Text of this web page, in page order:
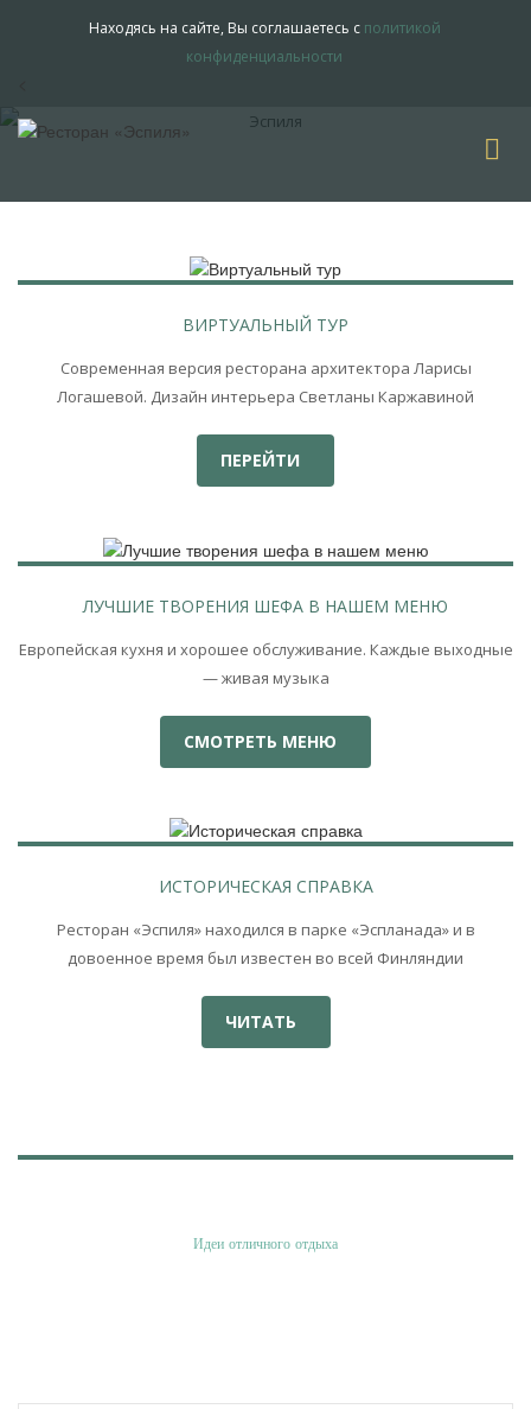
Находясь на сайте, Вы соглашаетесь с политикой
конфиденциальности
ВИРТУАЛЬНЫЙ ТУР
Современная версия ресторана архитектора Ларисы
Логашевой. Дизайн интерьера Светланы Каржавиной
ПЕРЕЙТИ
ЛУЧШИЕ ТВОРЕНИЯ ШЕФА В НАШЕМ МЕНЮ
Европейская кухня и хорошее обслуживание. Каждые выходные
— живая музыка
СМОТРЕТЬ МЕНЮ
ИСТОРИЧЕСКАЯ СПРАВКА
Ресторан «Эспиля» находился в парке «Эспланада» и в
довоенное время был известен во всей Финляндии
ЧИТАТЬ
Идеи отличного отдыха